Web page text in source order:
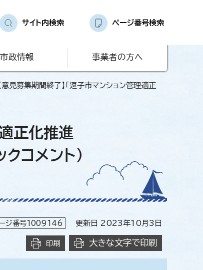
サイト内検索 ページ番号検索
市政情報 事業者の方へ
意見募集期間終了】「逗子市マンション管理適正
正化推進
コメント）
ジ番号1009146 更新日 2023年10月3日
印刷 大きな文字で印刷